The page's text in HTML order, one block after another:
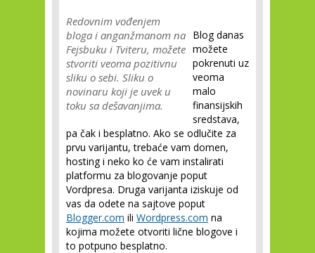
Redovnim vođenjem
bloga i anganžmanom na
Fejsbuku i Tviteru, možete
stvoriti veoma pozitivnu
sliku o sebi. Sliku o
novinaru koji je uvek u
toku sa dešavanjima.
Blog danas
možete
pokrenuti uz
veoma
malo
finansijskih
sredstava,
pa čak i besplatno. Ako se odlučite za
prvu varijantu, trebaće vam domen,
hosting i neko ko će vam instalirati
platformu za blogovanje poput
Vordpresa. Druga varijanta iziskuje od
vas da odete na sajtove poput
Blogger.com ili Wordpress.com na
kojima možete otvoriti lične blogove i
to potpuno besplatno.